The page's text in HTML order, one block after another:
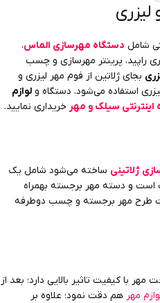
لیزری
شامل دستگاه مهرسازی الماس،
راپید، پرینتر مهرسازی و چسب
بجای ژلاتین از فوم مهر لیزری و
استفاده می‌شود. دستگاه و لوازم
اینترنتی سیلک و مهر خریداری نمایید.
ژلاتینی ساخته می‌شود شامل یک
است و دسته مهر برجسته بهمراه
طرح مهر برجسته و چسب دوطرفه
با کیفیت تاثیر بالایی دارد؛ بعد از
مهر هم دقت نمود؛ علاوه بر